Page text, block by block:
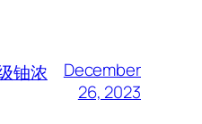
铀浓
December
26, 2023